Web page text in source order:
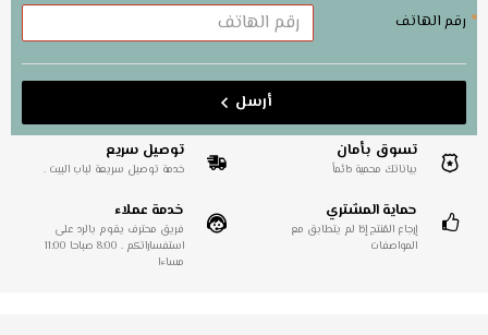
رقم الهاتف
أرسل
تسوق بأمان
بياناتك محمية دائماً
توصيل سريع
خدمة توصيل سريعة لباب البيت .
حماية المشتري
إرجاع المُنتج إذا لم يتطابق مع
المواصفات
خدمة عملاء
فريق محترف يقوم بالرد على
استفساراتكم . 8:00 صباحا 11:00
مساءا